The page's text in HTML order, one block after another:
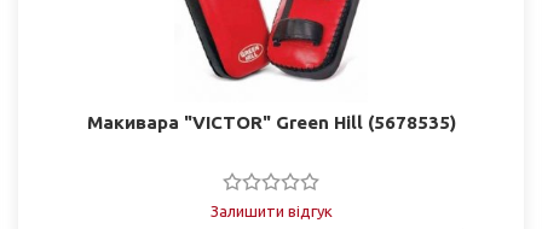
Макивара "VICTOR" Green Hill (5678535)
Залишити відгук